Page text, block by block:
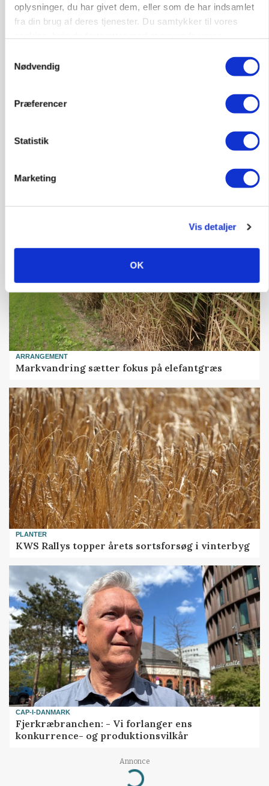
oplysninger, du har givet dem, eller som de har indsamlet
fra din brug af deres tjenester. Du samtykker til vores
Nødvendig
Præferencer
Statistik
Marketing
Vis detaljer
OK
Kalve
6392, Bolderslev 03. aug.
Leder til klimastald
03. aug.
ARRANGEMENT
Markvandring sætter fokus på elefantgræs
PLANTER
KWS Rallys topper årets sortsforsøg i vinterbyg
CAP-I-DANMARK
Fjerkræbranchen: - Vi forlanger ens
konkurrence- og produktionsvilkår
Annonce
Loading...